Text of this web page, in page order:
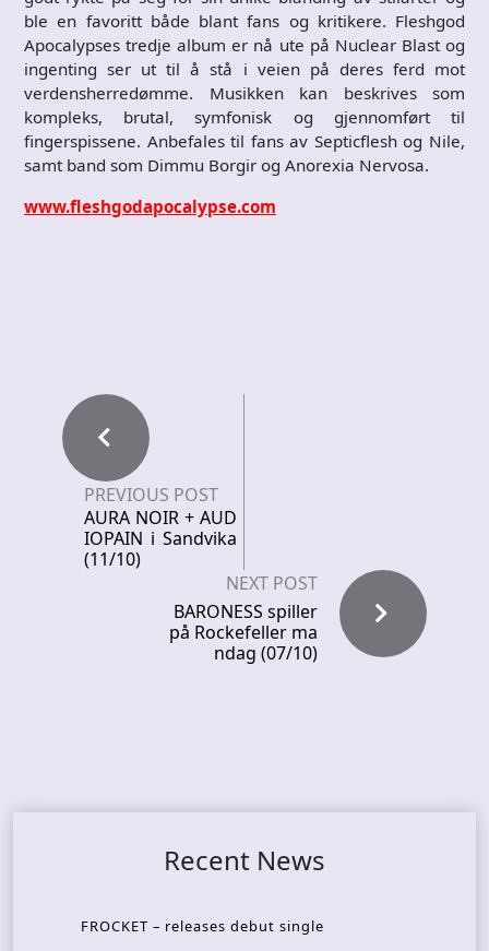
ble en favoritt både blant fans og kritikere. Fleshgod
Apocalypses tredje album er nå ute på Nuclear Blast og
ingenting ser ut til å stå i veien på deres ferd mot
verdensherredømme. Musikken kan beskrives som
kompleks, brutal, symfonisk og gjennomført til
fingerspissene. Anbefales til fans av Septicflesh og Nile,
samt band som Dimmu Borgir og Anorexia Nervosa.
www.fleshgodapocalypse.com
PREVIOUS POST
AURA NOIR + AUD
IOPAIN i Sandvika
(11/10)
NEXT POST
BARONESS spiller
på Rockefeller ma
ndag (07/10)
Recent News
FROCKET – releases debut single